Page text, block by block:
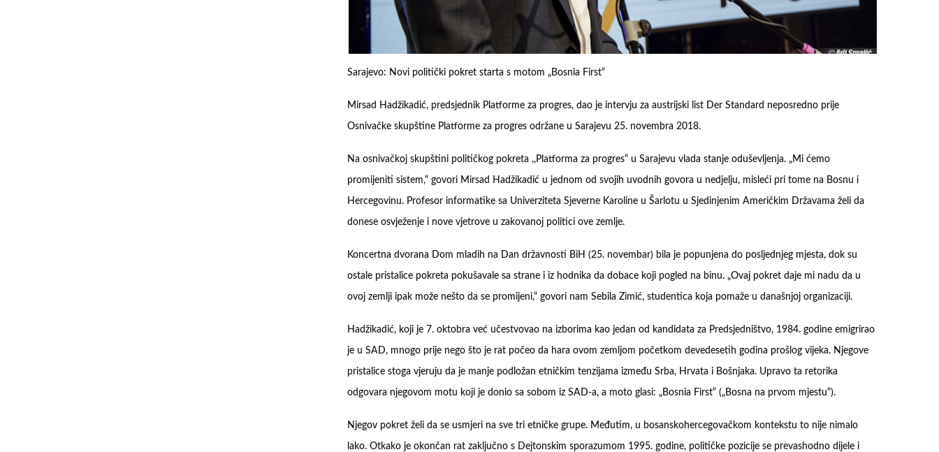
Sarajevo: Novi politički pokret starta s motom „Bosnia First“
Mirsad Hadžikadić, predsjednik Platforme za progres, dao je intervju za austrijski list Der Standard neposredno prije
Osnivačke skupštine Platforme za progres održane u Sarajevu 25. novembra 2018.
Na osnivačkoj skupštini političkog pokreta ,,Platforma za progres“ u Sarajevu vlada stanje oduševljenja. „Mi ćemo
promijeniti sistem,“ govori Mirsad Hadžikadić u jednom od svojih uvodnih govora u nedjelju, misleći pri tome na Bosnu i
Hercegovinu. Profesor informatike sa Univerziteta Sjeverne Karoline u Šarlotu u Sjedinjenim Američkim Državama želi da
donese osvježenje i nove vjetrove u zakovanoj politici ove zemlje.
Koncertna dvorana Dom mladih na Dan državnosti BiH (25. novembar) bila je popunjena do posljednjeg mjesta, dok su
ostale pristalice pokreta pokušavale sa strane i iz hodnika da dobace koji pogled na binu. „Ovaj pokret daje mi nadu da u
ovoj zemlji ipak može nešto da se promijeni,“ govori nam Sebila Zimić, studentica koja pomaže u današnjoj organizaciji.
Hadžikadić, koji je 7. oktobra već učestvovao na izborima kao jedan od kandidata za Predsjedništvo, 1984. godine emigrirao
je u SAD, mnogo prije nego što je rat počeo da hara ovom zemljom početkom devedesetih godina prošlog vijeka. Njegove
pristalice stoga vjeruju da je manje podložan etničkim tenzijama između Srba, Hrvata i Bošnjaka. Upravo ta retorika
odgovara njegovom motu koji je donio sa sobom iz SAD-a, a moto glasi: „Bosnia First“ („Bosna na prvom mjestu“).
Njegov pokret želi da se usmjeri na sve tri etničke grupe. Međutim, u bosanskohercegovačkom kontekstu to nije nimalo
lako. Otkako je okončan rat zaključno s Dejtonskim sporazumom 1995. godine, političke pozicije se prevashodno dijele i